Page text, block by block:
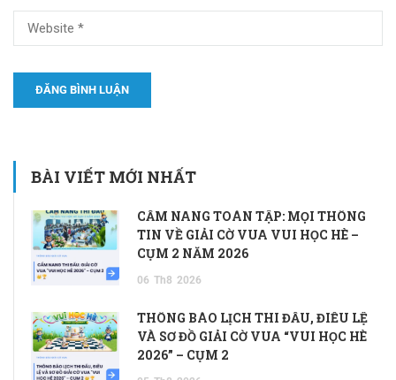
BÀI VIẾT MỚI NHẤT
CẨM NANG TOÀN TẬP: MỌI THÔNG
TIN VỀ GIẢI CỜ VUA VUI HỌC HÈ –
CỤM 2 NĂM 2026
06 Th8 2026
THÔNG BÁO LỊCH THI ĐẤU, ĐIỀU LỆ
VÀ SƠ ĐỒ GIẢI CỜ VUA “VUI HỌC HÈ
2026” – CỤM 2